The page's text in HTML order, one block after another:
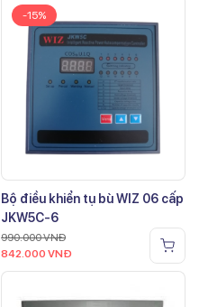
-15%
Bộ điều khiển tụ bù WIZ 06 cấp
JKW5C-6
990.000VNĐ
842.000 VNĐ